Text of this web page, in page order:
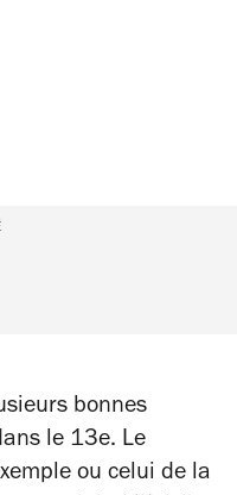
bonnes
le 13e. Le
ou celui de la